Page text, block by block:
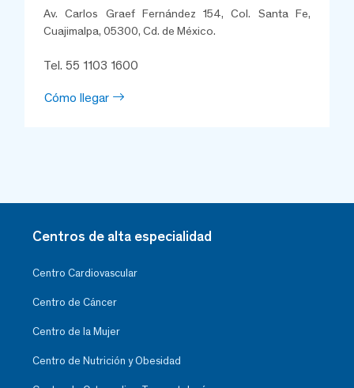
Av. Carlos Graef Fernández 154, Col. Santa Fe,
Cuajimalpa, 05300, Cd. de México.
Tel. 55 1103 1600
Cómo llegar
Centros de alta especialidad
Centro Cardiovascular
Centro de Cáncer
Centro de la Mujer
Centro de Nutrición y Obesidad